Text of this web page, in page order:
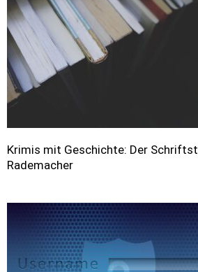
Krimis mit Geschichte: Der
Rademacher